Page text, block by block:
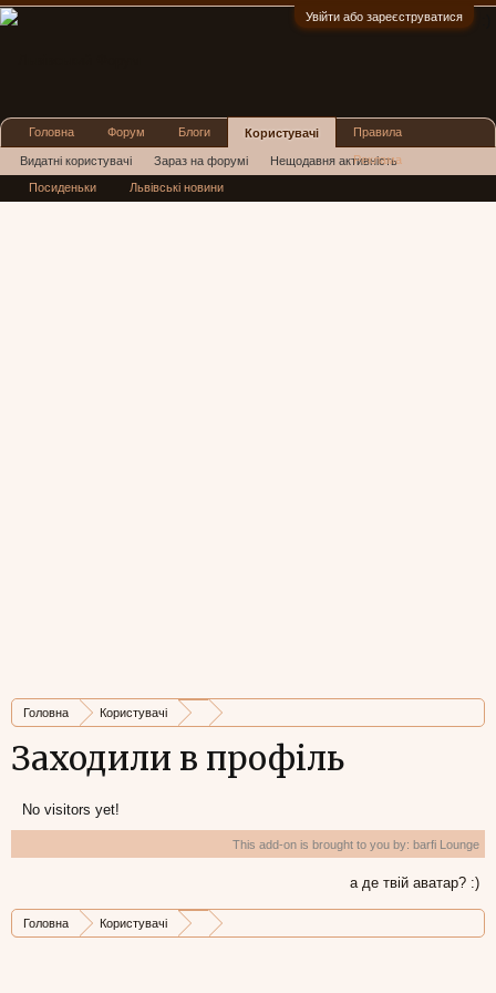
Увійти або зареєструватися
Головна Користувачі
Заходили в профіль
No visitors yet!
This add-on is brought to you by: barfi Lounge
а де твій аватар? :)
Головна Користувачі
Головна Форум Блоги Користувачі
Видатні користувачі Зараз на форумі Нещодавня активність
Нові повідомлення профілю
Правила
Реклама
Посиденьки Львівські новини